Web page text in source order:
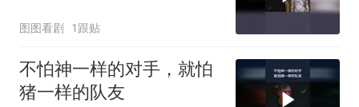
图图看剧 1跟贴
不怕神一样的对手，就怕
猪一样的队友